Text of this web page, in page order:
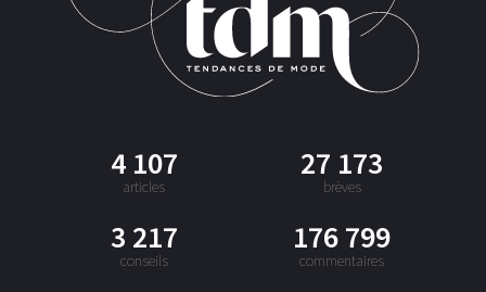
4 107
articles
27 173
brèves
3 217
conseils
176 799
commentaires